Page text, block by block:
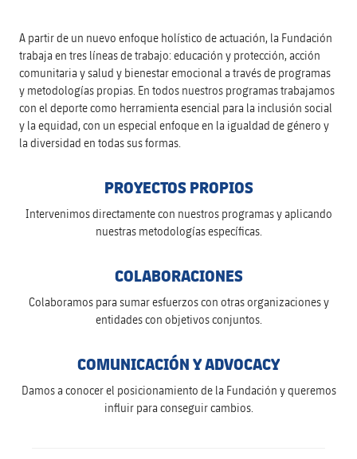
A partir de un nuevo enfoque holístico de actuación, la Fundación
trabaja en tres líneas de trabajo: educación y protección, acción
comunitaria y salud y bienestar emocional a través de programas
y metodologías propias. En todos nuestros programas trabajamos
con el deporte como herramienta esencial para la inclusión social
y la equidad, con un especial enfoque en la igualdad de género y
la diversidad en todas sus formas.
PROYECTOS PROPIOS
Intervenimos directamente con nuestros programas y aplicando
nuestras metodologías específicas.
COLABORACIONES
Colaboramos para sumar esfuerzos con otras organizaciones y
entidades con objetivos conjuntos.
COMUNICACIÓN Y ADVOCACY
Damos a conocer el posicionamiento de la Fundación y queremos
influir para conseguir cambios.